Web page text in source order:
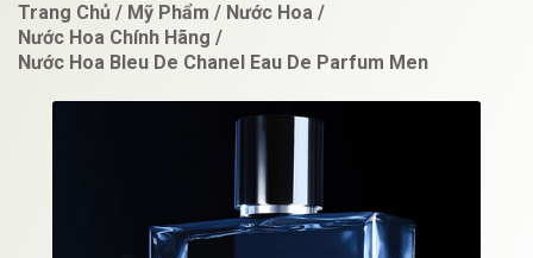
Trang Chủ Mỹ Phẩm
Nước Hoa
Nước Hoa Chính Hãng
Nước Hoa Bleu De Chanel Eau De Parfum Men